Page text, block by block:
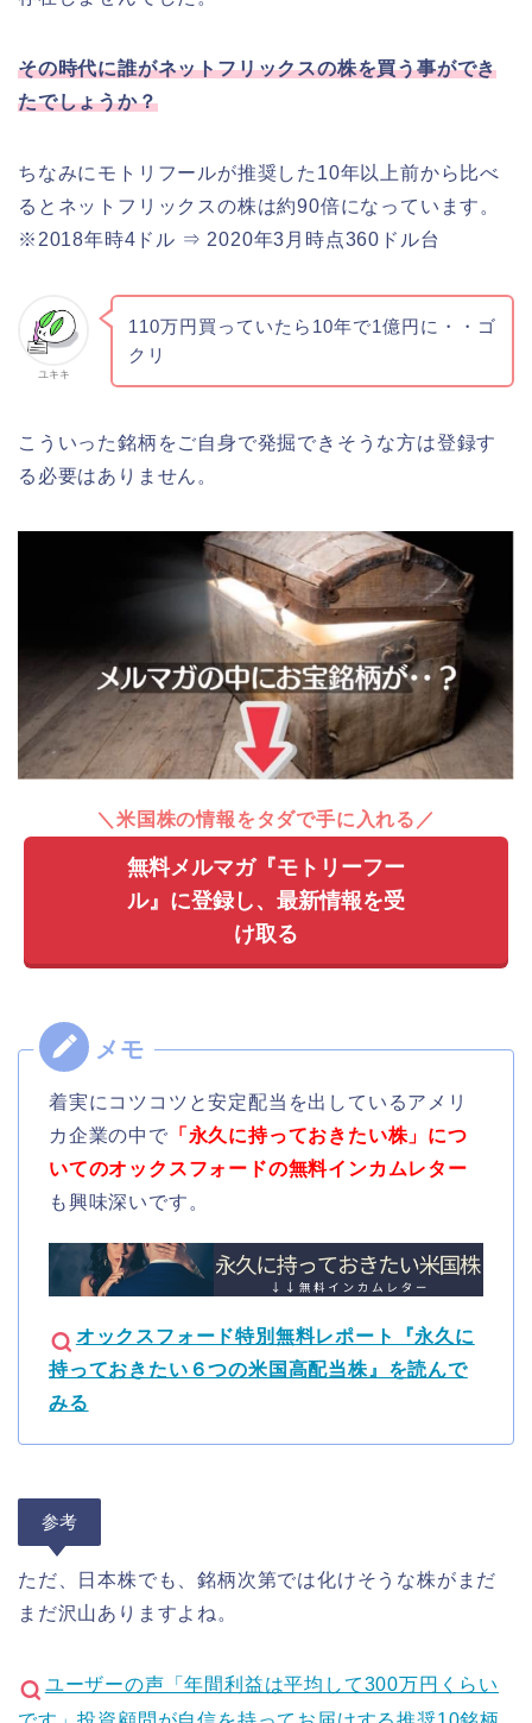
その時代に誰がネットフリックスの株を買う事ができ
たでしょうか？
ちなみにモトリフールが推奨した10年以上前から比べ
るとネットフリックスの株は約90倍になっています。
※2018年時4ドル ⇒ 2020年3月時点360ドル台
ユキキ
110万円買っていたら10年で1億円に・・ゴ
クリ
こういった銘柄をご自身で発掘できそうな方は登録す
る必要はありません。
＼米国株の情報をタダで手に入れる／
無料メルマガ『モトリーフー
ル』に登録し、最新情報を受
け取る
着実にコツコツと安定配当を出しているアメリ
カ企業の中で 「永久に持っておきたい株」につ
いてのオックスフォードの無料インカムレター
も興味深いです。
オックスフォード特別無料レポート『永久に
持っておきたい６つの米国高配当株』を読んで
みる
参考
ただ、日本株でも、銘柄次第では化けそうな株がまだ
まだ沢山ありますよね。
ユーザーの声「年間利益は平均して300万円くらい